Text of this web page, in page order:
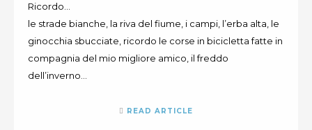
Ricordo…
le strade bianche, la riva del fiume, i campi, l’erba alta, le
ginocchia sbucciate, ricordo le corse in bicicletta fatte in
compagnia del mio migliore amico, il freddo
dell’inverno…
READ ARTICLE